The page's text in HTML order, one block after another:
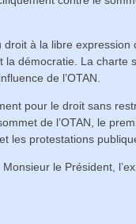
à la libre expression
démocratie. La charte
de l’OTAN.
pour le droit sans
de l’OTAN, le
les protestations
le Président,